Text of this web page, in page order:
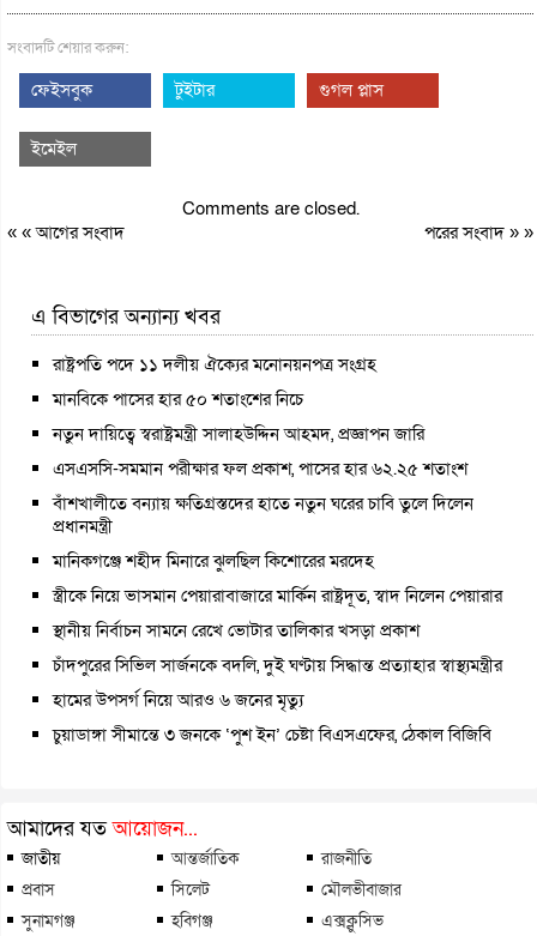
সংবাদটি শেয়ার করুন:
ফেইসবুক টুইটার গুগল প্লাস
ইমেইল
Comments are closed.
« «আগের সংবাদ পরের সংবাদ» »
এ বিভাগের অন্যান্য খবর
রাষ্ট্রপতি পদে ১১ দলীয় ঐক্যের মনোনয়নপত্র সংগ্রহ
মানবিকে পাসের হার ৫০ শতাংশের নিচে
নতুন দায়িত্বে স্বরাষ্ট্রমন্ত্রী সালাহউদ্দিন আহমদ, প্রজ্ঞাপন জারি
এসএসসি-সমমান পরীক্ষার ফল প্রকাশ, পাসের হার ৬২.২৫ শতাংশ
বাঁশখালীতে বন্যায় ক্ষতিগ্রস্তদের হাতে নতুন ঘরের চাবি তুলে দিলেন
প্রধানমন্ত্রী
মানিকগঞ্জে শহীদ মিনারে ঝুলছিল কিশোরের মরদেহ
স্ত্রীকে নিয়ে ভাসমান পেয়ারাবাজারে মার্কিন রাষ্ট্রদূত, স্বাদ নিলেন পেয়ারার
স্থানীয় নির্বাচন সামনে রেখে ভোটার তালিকার খসড়া প্রকাশ
চাঁদপুরের সিভিল সার্জনকে বদলি, দুই ঘণ্টায় সিদ্ধান্ত প্রত্যাহার স্বাস্থ্যমন্ত্রীর
হামের উপসর্গ নিয়ে আরও ৬ জনের মৃত্যু
চুয়াডাঙ্গা সীমান্তে ৩ জনকে ‘পুশ ইন’ চেষ্টা বিএসএফের, ঠেকাল বিজিবি
আমাদের যতআয়োজন...
জাতীয় আন্তর্জাতিক
রাজনীতি
প্রবাস
সিলেট
মৌলভীবাজার
সুনামগঞ্জ
হবিগঞ্জ এক্সক্লুসিভ